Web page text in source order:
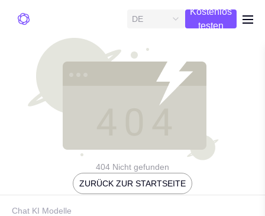
DE
Kostenlos
testen
404 Nicht gefunden
ZURÜCK ZUR STARTSEITE
Chat KI Modelle